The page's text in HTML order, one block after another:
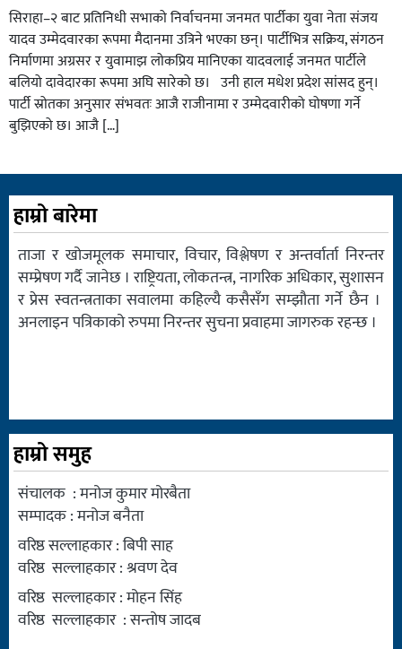
सिराहा–२ बाट प्रतिनिधी सभाको निर्वाचनमा जनमत पार्टीका युवा नेता संजय
यादव उम्मेदवारका रूपमा मैदानमा उत्रिने भएका छन्। पार्टीभित्र सक्रिय, संगठन
निर्माणमा अग्रसर र युवामाझ लोकप्रिय मानिएका यादवलाई जनमत पार्टीले
बलियो दावेदारका रूपमा अघि सारेको छ। उनी हाल मधेश प्रदेश सांसद हुन्।
पार्टी स्रोतका अनुसार संभवतः आजै राजीनामा र उम्मेदवारीको घोषणा गर्ने
बुझिएको छ। आजै […]
हाम्रो बारेमा
ताजा र खोजमूलक समाचार, विचार, विश्लेषण र अन्तर्वार्ता निरन्तर
सम्प्रेषण गर्दै जानेछ । राष्ट्रियता, लोकतन्त्र, नागरिक अधिकार, सुशासन
र प्रेस स्वतन्त्रताका सवालमा कहिल्यै कसैसँग सम्झौता गर्ने छैन ।
अनलाइन पत्रिकाको रुपमा निरन्तर सुचना प्रवाहमा जागरुक रहन्छ ।
हाम्रो समुह
संचालक : मनोज कुमार मोरबैता
सम्पादक : मनोज बनैता
वरिष्ठ सल्लाहकार : बिपी साह
वरिष्ठ सल्लाहकार : श्रवण देव
वरिष्ठ सल्लाहकार : मोहन सिंह
वरिष्ठ सल्लाहकार : सन्तोष जादब